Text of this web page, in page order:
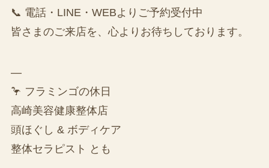
📞 電話・LINE・WEBよりご予約受付中
皆さまのご来店を、心よりお待ちしております。
—
🦩 フラミンゴの休日
高崎美容健康整体店
頭ほぐし & ボディケア
整体セラピスト とも